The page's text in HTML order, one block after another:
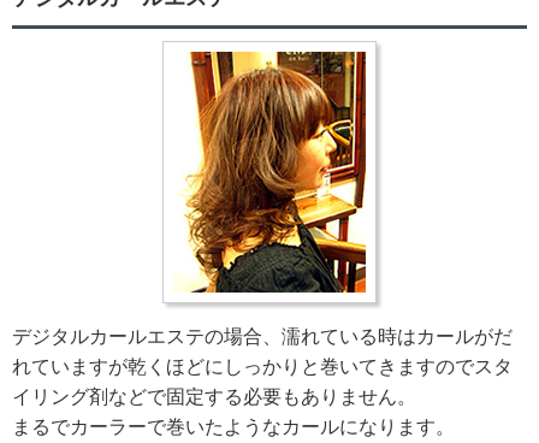
デジタルカールエステの場合、濡れている時はカールがだ
れていますが乾くほどにしっかりと巻いてきますのでスタ
イリング剤などで固定する必要もありません。
まるでカーラーで巻いたようなカールになります。